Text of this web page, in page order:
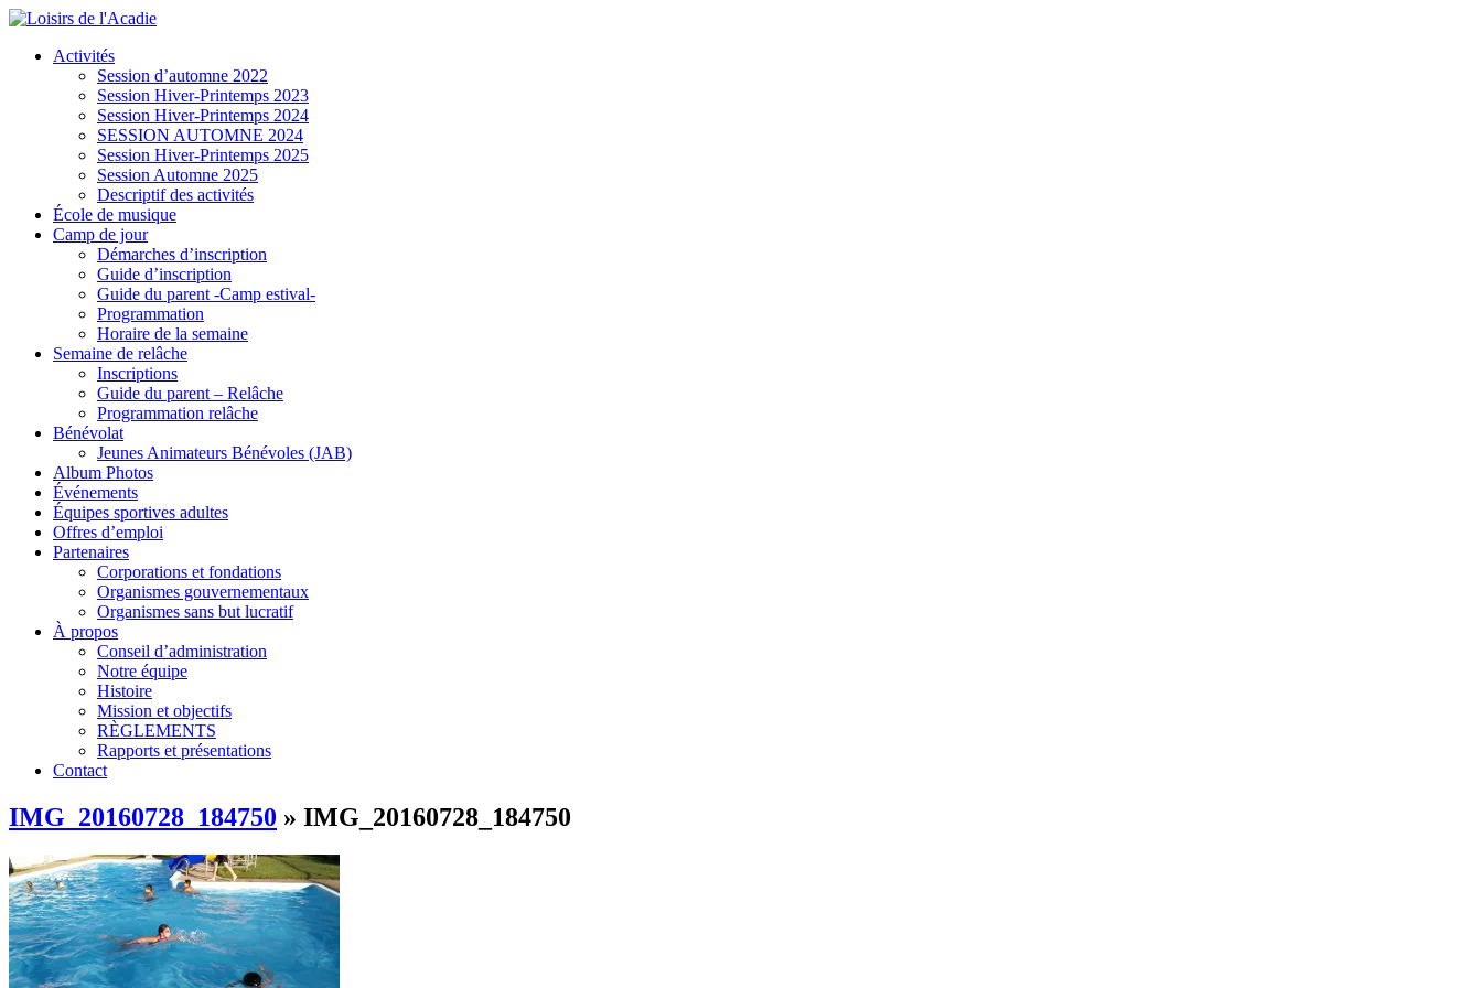
Activités
Session d’automne 2022
Session Hiver-Printemps 2023
Session Hiver-Printemps 2024
SESSION AUTOMNE 2024
Session Hiver-Printemps 2025
Session Automne 2025
Descriptif des activités
École de musique
Camp de jour
Démarches d’inscription
Guide d’inscription
Guide du parent -Camp estival-
Programmation
Horaire de la semaine
Semaine de relâche
Inscriptions
Guide du parent – Relâche
Programmation relâche
Bénévolat
Jeunes Animateurs Bénévoles (JAB)
Album Photos
Événements
Équipes sportives adultes
Offres d’emploi
Partenaires
Corporations et fondations
Organismes gouvernementaux
Organismes sans but lucratif
À propos
Conseil d’administration
Notre équipe
Histoire
Mission et objectifs
RÈGLEMENTS
Rapports et présentations
Contact
IMG_20160728_184750 » IMG_20160728_184750